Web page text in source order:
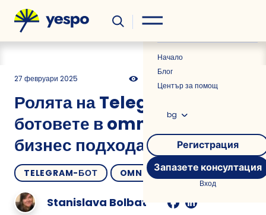
Новини
Начало
Блог
Център за помощ
bg
Регистрация
Запазете консултация
Вход
27 февруари 2025
TELEGRAM-БОТ OMNICHANNEL
Ролята на Telegram
ботовете в omnichannel
бизнес подхода
Stanislava Bolbat